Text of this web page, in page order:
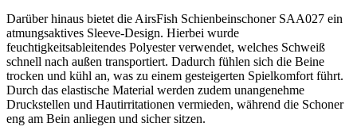
Darüber hinaus bietet die AirsFish Schienbeinschoner SAA027 ein
atmungsaktives Sleeve-Design. Hierbei wurde
feuchtigkeitsableitendes Polyester verwendet, welches Schweiß
schnell nach außen transportiert. Dadurch fühlen sich die Beine
trocken und kühl an, was zu einem gesteigerten Spielkomfort führt.
Durch das elastische Material werden zudem unangenehme
Druckstellen und Hautirritationen vermieden, während die Schoner
eng am Bein anliegen und sicher sitzen.